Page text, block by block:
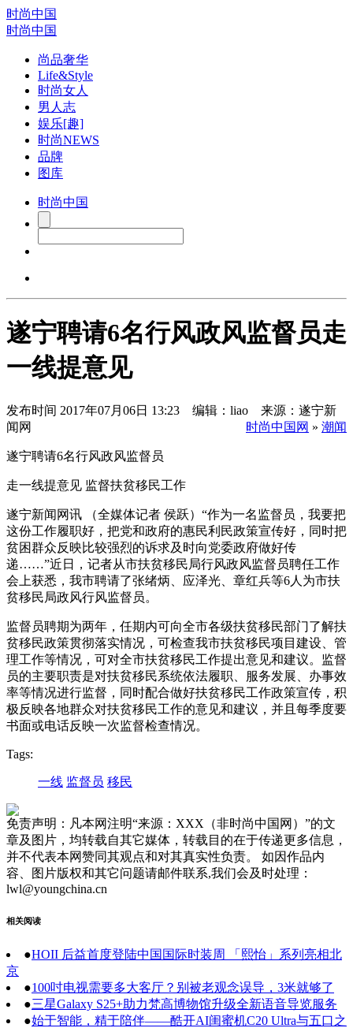
时尚中国
时尚中国
尚品奢华
Life&Style
时尚女人
男人志
娱乐[趣]
时尚NEWS
品牌
图库
时尚中国
遂宁聘请6名行风政风监督员走
一线提意见
发布时间 2017年07月06日 13:23 编辑：liao 来源：遂宁新
闻网
时尚中国网 » 潮闻
遂宁聘请6名行风政风监督员
走一线提意见 监督扶贫移民工作
遂宁新闻网讯 （全媒体记者 侯跃）“作为一名监督员，我要把
这份工作履职好，把党和政府的惠民利民政策宣传好，同时把
贫困群众反映比较强烈的诉求及时向党委政府做好传
递……”近日，记者从市扶贫移民局行风政风监督员聘任工作
会上获悉，我市聘请了张绪炳、应泽光、章红兵等6人为市扶
贫移民局政风行风监督员。
监督员聘期为两年，任期内可向全市各级扶贫移民部门了解扶
贫移民政策贯彻落实情况，可检查我市扶贫移民项目建设、管
理工作等情况，可对全市扶贫移民工作提出意见和建议。监督
员的主要职责是对扶贫移民系统依法履职、服务发展、办事效
率等情况进行监督，同时配合做好扶贫移民工作政策宣传，积
极反映各地群众对扶贫移民工作的意见和建议，并且每季度要
书面或电话反映一次监督检查情况。
Tags:
一线 监督员 移民
免责声明：凡本网注明“来源：XXX（非时尚中国网）”的文
章及图片，均转载自其它媒体，转载目的在于传递更多信息，
并不代表本网赞同其观点和对其真实性负责。 如因作品内
容、图片版权和其它问题请邮件联系,我们会及时处理：
lwl@youngchina.cn
相关阅读
●HOII 后益首度登陆中国国际时装周 「熙怡」系列亮相北
京
●100吋电视需要多大客厅？别被老观念误导，3米就够了
●三星Galaxy S25+助力梵高博物馆升级全新语音导览服务
●始于智能，精于陪伴——酷开AI闺蜜机C20 Ultra与五口之